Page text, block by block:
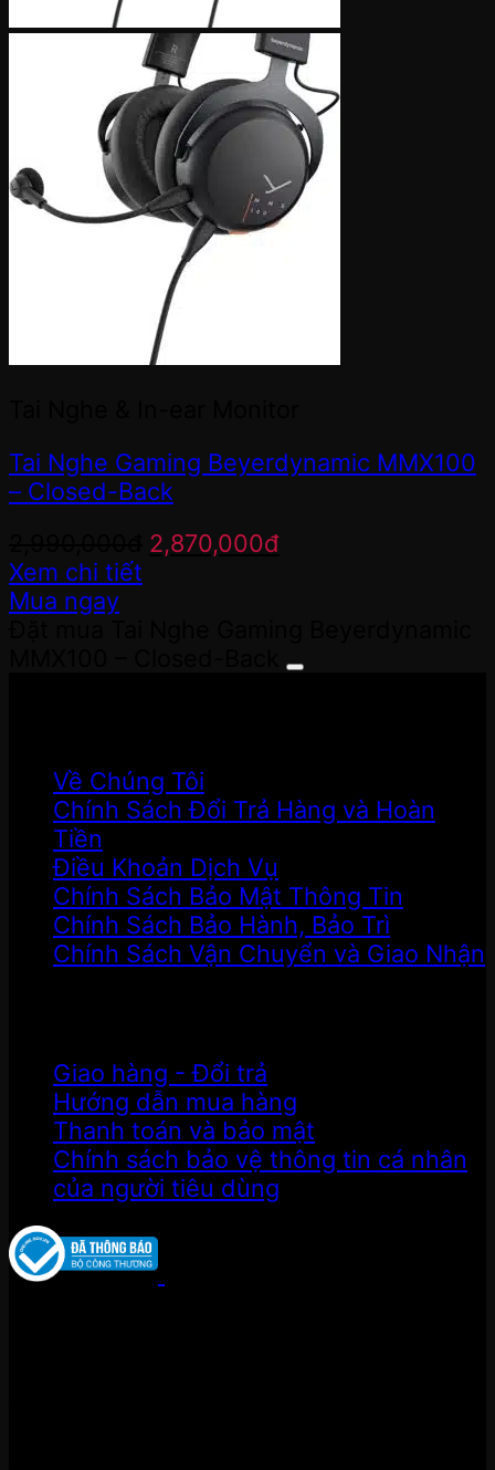
Tai Nghe Gaming Beyerdynamic MMX100
– Closed-Back
Giá
2,870,000đGiá
2,870,000đ.
Xem chi tiết
Mua ngay
Về Chúng Tôi
Chính Sách Đổi Trả Hàng và Hoàn
Tiền
Điều Khoản Dịch Vụ
Chính Sách Bảo Mật Thông Tin
Chính Sách Bảo Hành, Bảo Trì
Chính Sách Vận Chuyển và Giao Nhận
Giao hàng - Đổi trả
Hướng dẫn mua hàng
Thanh toán và bảo mật
Chính sách bảo vệ thông tin cá nhân
của người tiêu dùng